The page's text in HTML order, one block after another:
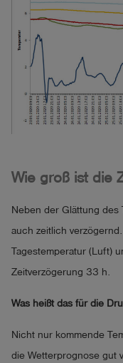
Wie groß ist die
Neben der Glättung des
auch zeitlich
Tagestemperatur (Luft)
Zeitverzögerung 33 h.
Was heißt das für die
Nicht nur kommende
die Wetterprognose gut